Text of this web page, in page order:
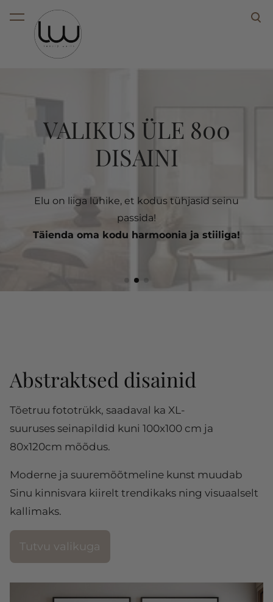
lisati ostukorvi.
VALIKUS ÜLE 800
DISAINI
on liiga lühike, et kodus tühjasid seinu
passida!
oma kodu harmoonia ja stiiliga!
Abstraktsed disainid
Tõetruu fototrükk, saadaval ka XL-
suuruses seinapildid kuni 100x100 cm ja
80x120cm mõõdus.
Moderne ja suuremõõtmeline kunst muudab
Sinu kinnisvara kiirelt trendikaks ning visuaalselt
kallimaks.
Tutvu valikuga